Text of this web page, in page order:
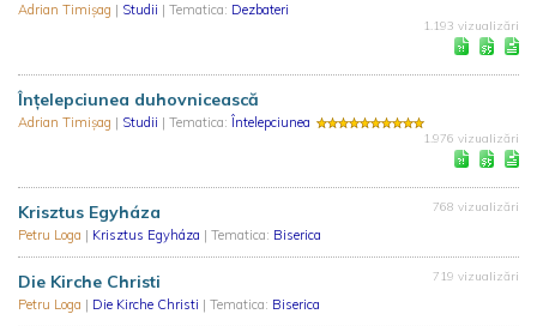
Adrian Timișag | Studii | Tematica: Dezbateri
1.193 vizualizări
Înțelepciunea duhovnicească
Adrian Timișag | Studii | Tematica: Întelepciunea
1.976 vizualizări
Krisztus Egyháza
Petru Loga | Krisztus Egyháza | Tematica: Biserica
768 vizualizări
Die Kirche Christi
Petru Loga | Die Kirche Christi | Tematica: Biserica
719 vizualizări